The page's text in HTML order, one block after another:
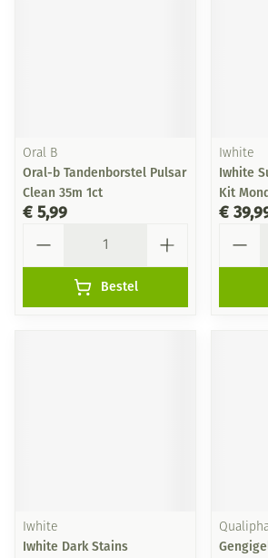
Oral B
Oral-b Tandenborstel Pulsar
Clean 35m 1ct
€ 5,99
Bestel
Iwhite
Iwhite
Kit
€
Iwhite
Iwhite Dark Stains